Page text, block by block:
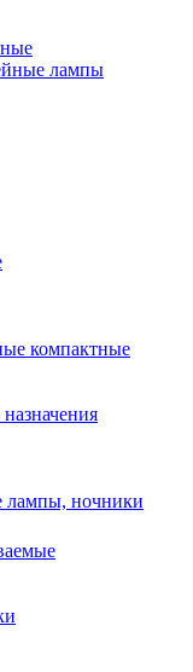
лампы
компактные
лампы, ночники